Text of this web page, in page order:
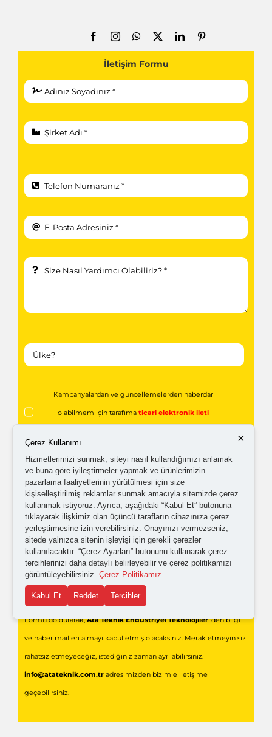
İletişim Formu
Kampanyalardan ve güncellemelerden haberdar
olabilmem için tarafımaticari elektronik ileti
Kişisel verilerimin işlenmesine yönelik aydınlatma ve
açık rıza metni'ni okudum,onaylıyorum.
Gönder
Formu doldurarak,Ata Teknik Endüstriyel Teknolojiler'den bilgi
ve haber mailleri almayı kabul etmiş olacaksınız. Merak etmeyin sizi
rahatsız etmeyeceğiz, istediğiniz zaman ayrılabilirsiniz.
info@atateknik.com.tradresimizden bizimle iletişime
geçebilirsiniz.
×
Çerez Kullanımı
Hizmetlerimizi sunmak, siteyi nasıl kullandığımızı anlamak
ve buna göre iyileştirmeler yapmak ve ürünlerimizin
pazarlama faaliyetlerinin yürütülmesi için size
kişiselleştirilmiş reklamlar sunmak amacıyla sitemizde çerez
kullanmak istiyoruz. Ayrıca, aşağıdaki “Kabul Et” butonuna
tıklayarak ilişkimiz olan üçüncü tarafların cihazınıza çerez
yerleştirmesine izin verebilirsiniz. Onayınızı vermezseniz,
sitede yalnızca sitenin işleyişi için gerekli çerezler
kullanılacaktır. “Çerez Ayarları” butonunu kullanarak çerez
tercihlerinizi daha detaylı belirleyebilir ve çerez politikamızı
görüntüleyebilirsiniz. Çerez Politikamız
Kabul Et Reddet Tercihler